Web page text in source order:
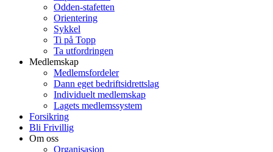
Odden-stafetten
Orientering
Sykkel
Ti på Topp
Ta utfordringen
Medlemskap
Medlemsfordeler
Dann eget bedriftsidrettslag
Individuelt medlemskap
Lagets medlemssystem
Forsikring
Bli Frivillig
Om oss
Organisasjon